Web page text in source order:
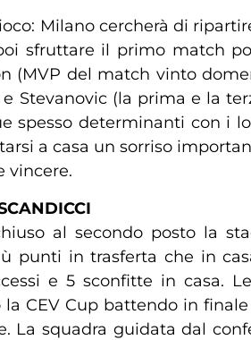
Milano cercherà di
sfruttare il primo match
(MVP del match vinto
Stevanovic (la prima e la
spesso determinanti con i
a casa un sorriso
vincere.
al secondo posto la
punti in trasferta che in
e 5 sconfitte in casa.
CEV Cup battendo in
La squadra guidata dal